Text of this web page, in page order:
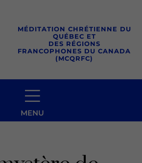
MÉDITATION CHRÉTIENNE DU
QUÉBEC ET
DES RÉGIONS
FRANCOPHONES DU CANADA
(MCQRFC)
MENU